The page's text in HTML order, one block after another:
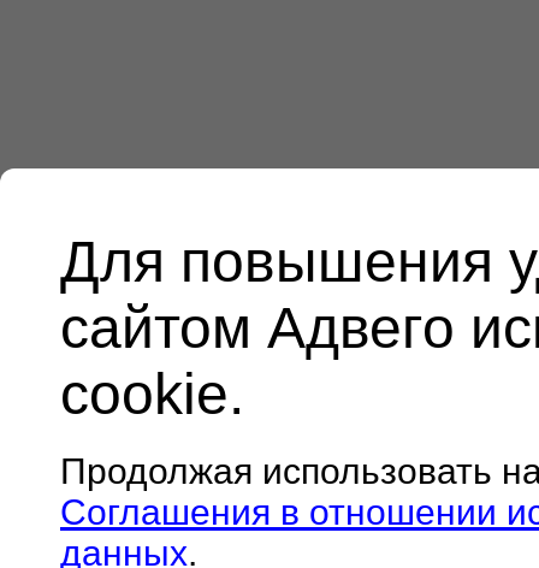
Для повышения
сайтом Адвего
cookie.
Продолжая использовать
Соглашения в отношении
данных.